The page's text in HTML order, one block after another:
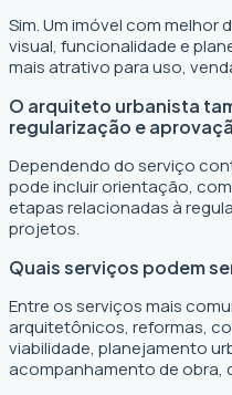
Sim. Um imóvel com
visual, funcionalidade e
mais atrativo para uso,
O arquiteto urbanista
regularização e
Dependendo do serviço
pode incluir orientação,
etapas relacionadas à
projetos.
Quais serviços podem
Entre os serviços mais
arquitetônicos, reformas,
viabilidade, planejamento
acompanhamento de obra,